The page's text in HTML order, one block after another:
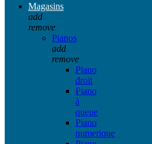
Magasins
add
remove
Pianos
add
remove
Piano
droit
Piano
à
queue
Piano
numerique